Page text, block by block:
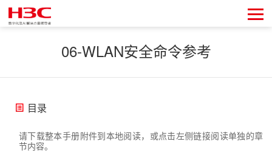
06-WLAN安全命令参考
目录
请下载整本手册附件到本地阅读，或点击左侧链接阅读单独的章
节内容。